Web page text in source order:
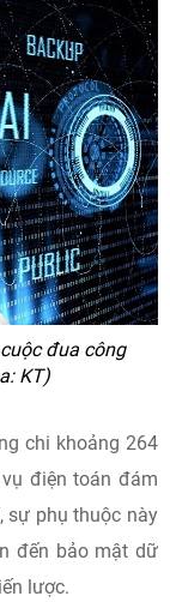
đua công
KT)
chi khoảng 264
điện toán đám
sự phụ thuộc này
đến bảo mật dữ
lược.